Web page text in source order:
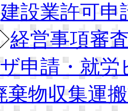
建設業許可申
経営事項審
申請・就
棄物収集運